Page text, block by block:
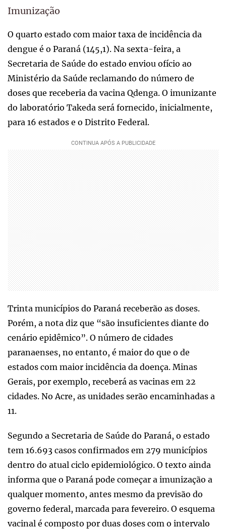
Imunização
O quarto estado com maior taxa de incidência da
dengue é o Paraná (145,1). Na sexta-feira, a
Secretaria de Saúde do estado enviou ofício ao
Ministério da Saúde reclamando do número de
doses que receberia da vacina Qdenga. O imunizante
do laboratório Takeda será fornecido, inicialmente,
para 16 estados e o Distrito Federal.
Trinta municípios do Paraná receberão as doses.
Porém, a nota diz que “são insuficientes diante do
cenário epidêmico”. O número de cidades
paranaenses, no entanto, é maior do que o de
estados com maior incidência da doença. Minas
Gerais, por exemplo, receberá as vacinas em 22
cidades. No Acre, as unidades serão encaminhadas a
11.
Segundo a Secretaria de Saúde do Paraná, o estado
tem 16.693 casos confirmados em 279 municípios
dentro do atual ciclo epidemiológico. O texto ainda
informa que o Paraná pode começar a imunização a
qualquer momento, antes mesmo da previsão do
governo federal, marcada para fevereiro. O esquema
vacinal é composto por duas doses com o intervalo